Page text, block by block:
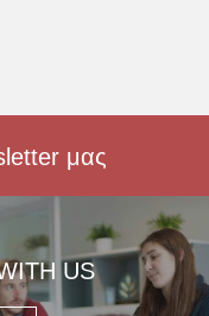
μας
US